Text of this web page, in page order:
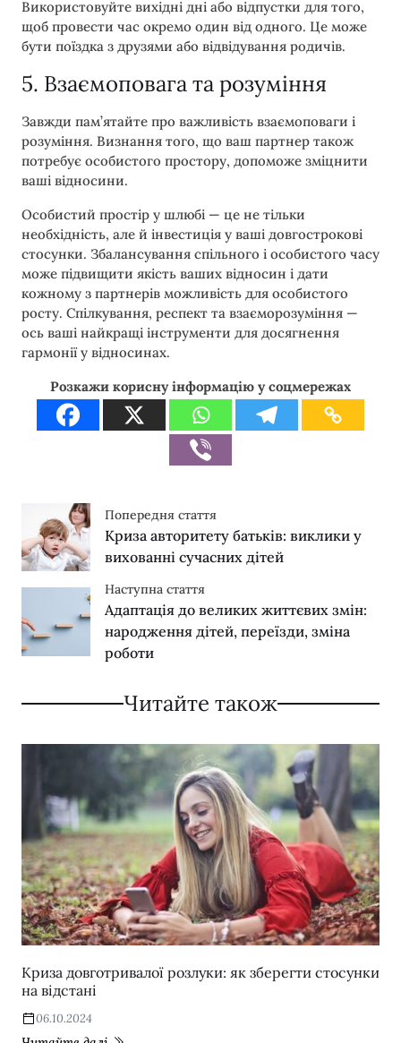
Використовуйте вихідні дні або відпустки для того,
щоб провести час окремо один від одного. Це може
бути поїздка з друзями або відвідування родичів.
5. Взаємоповага та розуміння
Завжди пам’ятайте про важливість взаємоповаги і
розуміння. Визнання того, що ваш партнер також
потребує особистого простору, допоможе зміцнити
ваші відносини.
Особистий простір у шлюбі — це не тільки
необхідність, але й інвестиція у ваші довгострокові
стосунки. Збалансування спільного і особистого часу
може підвищити якість ваших відносин і дати
кожному з партнерів можливість для особистого
росту. Спілкування, респект та взаєморозуміння —
ось ваші найкращі інструменти для досягнення
гармонії у відносинах.
Розкажи корисну інформацію у соцмережах
Попередня стаття
Криза авторитету батьків: виклики у
вихованні сучасних дітей
Наступна стаття
Адаптація до великих життєвих змін:
народження дітей, переїзди, зміна
роботи
Читайте також
Криза довготривалої розлуки: як зберегти стосунки
на відстані
06.10.2024